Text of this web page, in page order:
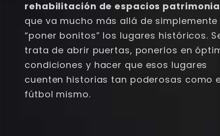
rehabilitación de espacios
que va mucho más allá de simplemente
“poner bonitos” los lugares históricos.
trata de abrir puertas, ponerlos en
condiciones y hacer que esos lugares
cuenten historias tan poderosas como
fútbol mismo.